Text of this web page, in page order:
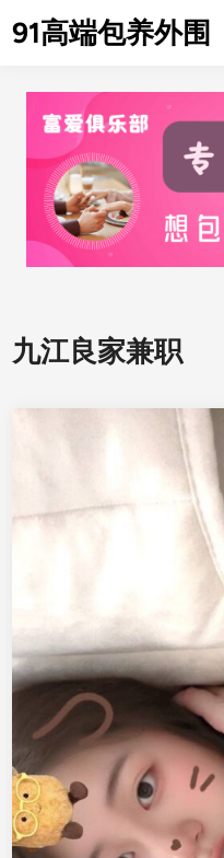
to91高端包养外围
九江良家兼职